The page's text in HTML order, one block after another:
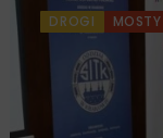
DROGI MOSTY